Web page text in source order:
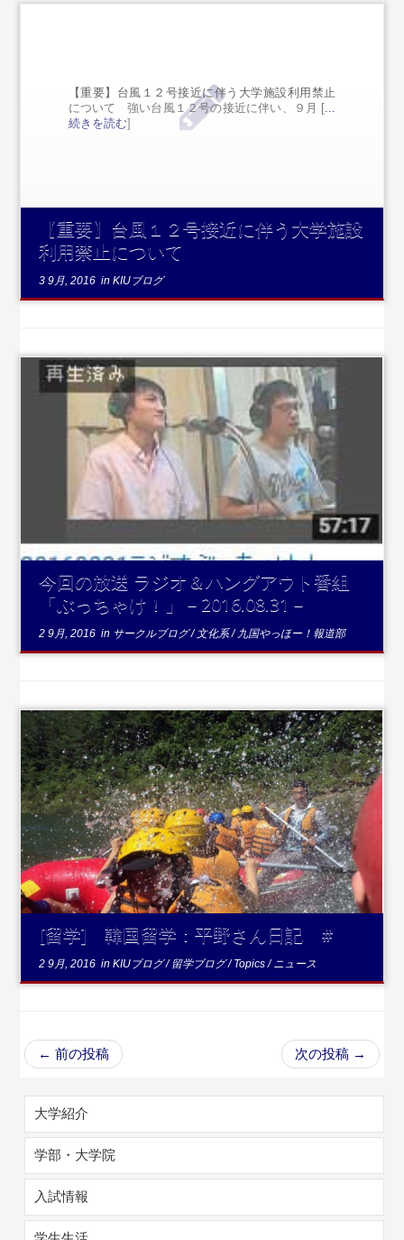
【重要】台風１２号接近に伴う大学施設利用禁止
について 強い台風１２号の接近に伴い、９月 [
続きを読む]
【重要】台風１２号接近に伴う大学施設
利用禁止について
3 9月, 2016 inKIUブログ
...続きを読む
今回の放送 ラジオ＆ハングアウト番組
「ぶっちゃけ！」－2016.08.31－
2 9月, 2016 in サークルブログ/ 文化系/九国やっほー！報道部
...続きを読む
[留学] 韓国留学：平野さん日記 #
2 9月, 2016 inKIUブログ/留学ブログ/Topics/ニュース
← 前の投稿 次の投稿 →
大学紹介
学部・大学院
入試情報